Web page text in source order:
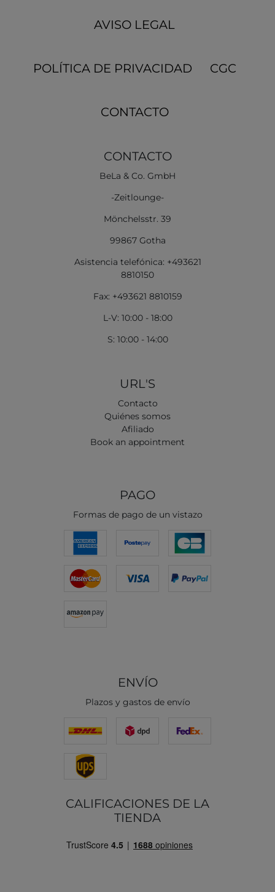
AVISO LEGAL
POLÍTICA DE PRIVACIDAD CGC
CONTACTO
CONTACTO
BeLa & Co. GmbH
-Zeitlounge-
Mönchelsstr. 39
99867 Gotha
Asistencia telefónica: +493621
8810150
Fax: +493621 8810159
L-V: 10:00 - 18:00
S: 10:00 - 14:00
URL'S
Contacto
Quiénes somos
Afiliado
Book an appointment
PAGO
Formas de pago de un vistazo
ENVÍO
Plazos y gastos de envío
CALIFICACIONES DE LA
TIENDA